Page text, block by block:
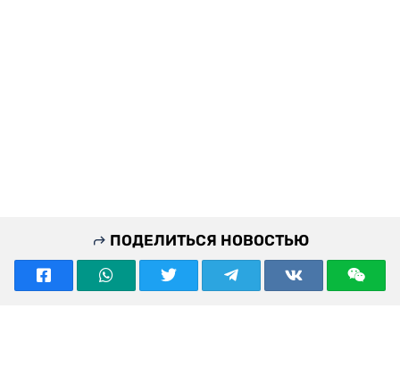
ПОДЕЛИТЬСЯ НОВОСТЬЮ